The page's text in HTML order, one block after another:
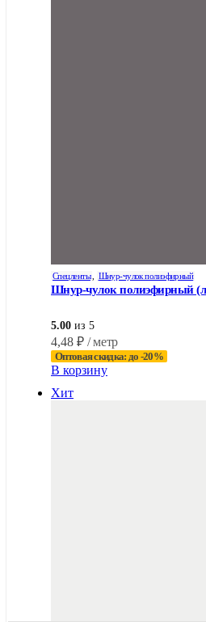
Спецленты, Шнур-чулок полиэфирный
Шнур-чулок полиэфирный
5.00 из 5
4,48 ₽ / метр
Оптовая скидка: до -20%
В корзину
Хит